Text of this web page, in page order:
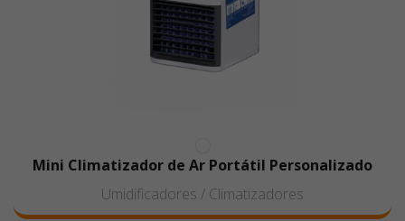
Mini Climatizador de Ar Portátil Personalizado
Umidificadores / Climatizadores